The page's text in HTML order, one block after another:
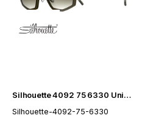
Silhouette 4092 75 6330 Unisex Güneş Gözlüğü
Silhouette-4092-75-6330